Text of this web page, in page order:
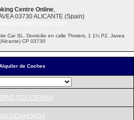
de Coches
PZA ESPANA
MAJADAHONDA
Centre Online,
03730 ALICANTE (Spain)
Car SL. Domicilio en calle Thiviers, 1 1¼ P2, Javea
CP 03730